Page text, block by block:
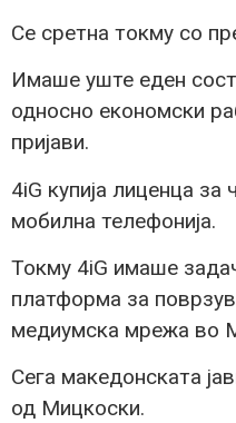
Се сретна токму со
Имаше уште еден
односно економски
пријави.
4iG купија лиценца за
мобилна телефонија.
Токму 4iG имаше
платформа за
медиумска мрежа во
Сега македонската
од Мицкоски.